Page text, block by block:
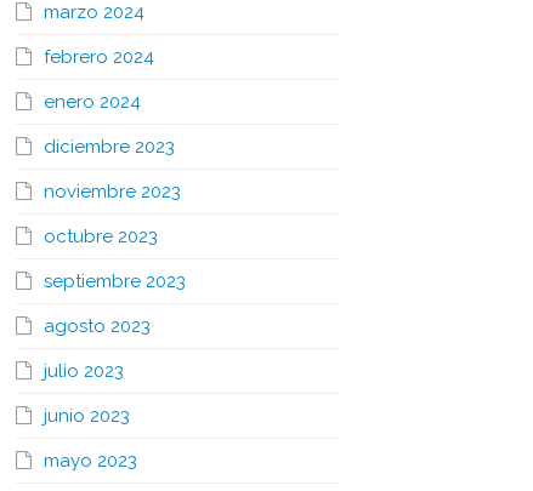
marzo 2024
febrero 2024
enero 2024
diciembre 2023
noviembre 2023
octubre 2023
septiembre 2023
agosto 2023
julio 2023
junio 2023
mayo 2023